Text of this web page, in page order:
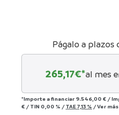
Págalo a plazos
265,17€*al mes
*Importe a financiar 9.546,00 € /
€ / TIN 0,00 % / TAE 7,13 % /Ver más